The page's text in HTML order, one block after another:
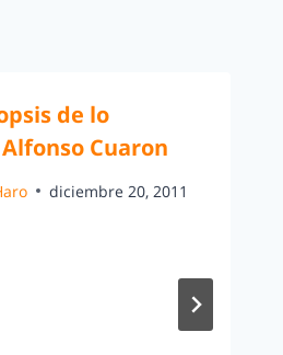
de lo
Cuaron
diciembre 20, 2011